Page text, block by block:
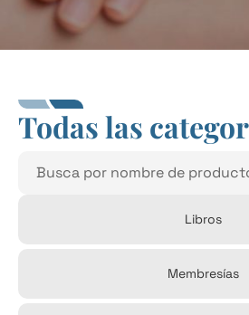
Todas las
Libros
Membresías